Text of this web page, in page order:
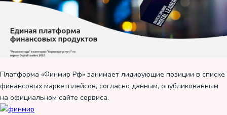
Платформа «Финмир Рф» занимает лидирующие позиции в списке
финансовых маркетплейсов, согласно данным, опубликованным
на официальном сайте сервиса.